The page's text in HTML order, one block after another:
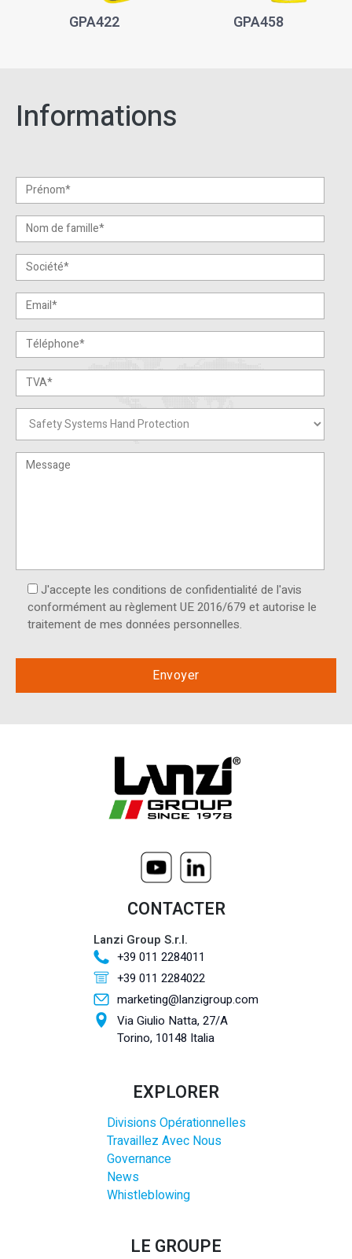
GPA422 GPA458
Informations
J'accepte les conditions de confidentialité de l'avis
conformément au règlement UE 2016/679 et autorise le
traitement de mes données personnelles.
CONTACTER
Lanzi Group S.r.l.
+39 011 2284011
+39 011 2284022
marketing@lanzigroup.com
Via Giulio Natta, 27/A
Torino, 10148 Italia
EXPLORER
Divisions Opérationnelles
Travaillez Avec Nous
Governance
News
Whistleblowing
LE GROUPE